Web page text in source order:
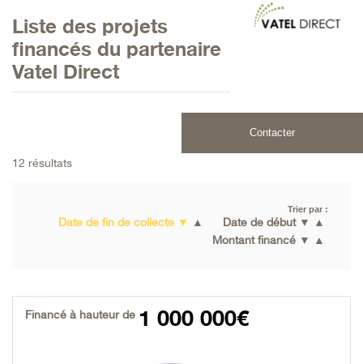
Liste des projets
financés du partenaire
Vatel Direct
Contacter
12 résultats
Trier par :
Date de fin de collecte ▼ ▲ Date de début ▼
▲
Montant financé ▼ ▲
Financé à hauteur de 1 000 000€